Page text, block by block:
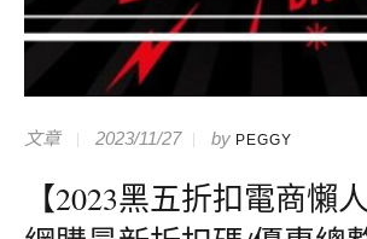
文章 2023/11/27 by PEGGY
【2023黑五折扣電商懶